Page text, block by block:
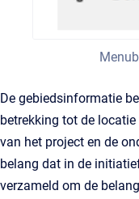
De gebiedsinformatie
betrekking tot de
van het project en de
belang dat in de
verzameld om de